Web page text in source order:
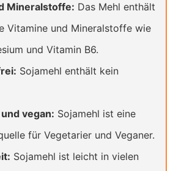
Mineralstoffe: Das Mehl enthält
Vitamine und Mineralstoffe wie
und Vitamin B6.
Sojamehl enthält kein
vegan: Sojamehl ist eine
für Vegetarier und Veganer.
Sojamehl ist leicht in vielen